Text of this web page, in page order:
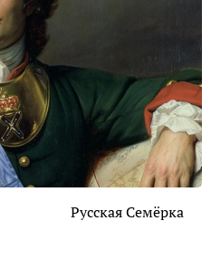
Русская Семёрка